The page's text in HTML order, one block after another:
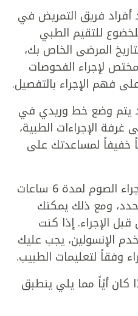
فريق التمريض في
للتقيم الطبي
المرضى الخاص بك،
لإجراء الفحوصات
فهم الإجراء بالتفصيل.
يتم وضع خط وريدي في
الإجراءات الطبية،
خفيفاً لمساعدتك على
ينبغي في يوم الخضوع للإجراء الصوم لمدة 6 ساعات
ومع ذلك يمكنك
الإجراء. إذا كنت
الإنسولين، يجب عليك
وفقاً لتعليمات الطبيب.
كان أيًاً مما يلي ينطبق